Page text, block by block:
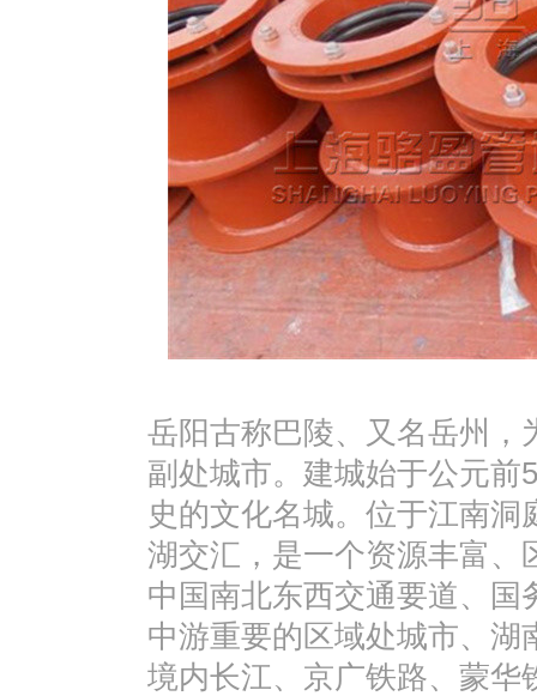
岳阳古称巴陵、又名岳州，
副处城市。建城始于公元前
史的文化名城。位于江南
湖交汇，是一个资源丰富、
中国南北东西交通要道、国
中游重要的区域处城市、湖
境内长江、京广铁路、蒙华